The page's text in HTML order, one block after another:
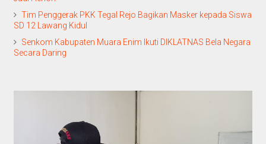
Tim Penggerak PKK Tegal Rejo Bagikan Masker kepada Siswa
SD 12 Lawang Kidul
Senkom Kabupaten Muara Enim Ikuti DIKLATNAS Bela Negara
Secara Daring